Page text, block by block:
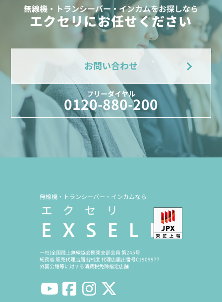
無線機・トランシーバー・インカムをお探しなら
エクセリにお任せください
お問い合わせ
フリーダイヤル
0120-880-200
無線機・トランシーバー・インカムなら
一社)全国陸上無線協会関東支部会員 第245号
総務省 販売代理店届出制度 代理店届出番号C1909977
外国公館等に対する消費税免除指定店舗